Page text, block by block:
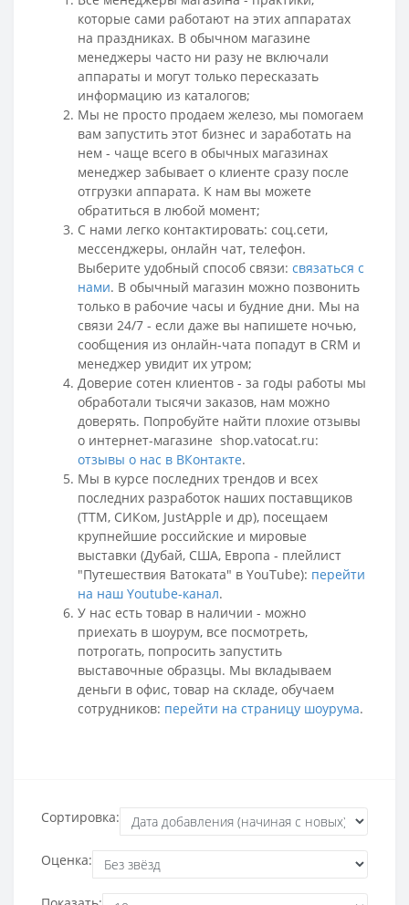
которые сами работают на этих аппаратах
на праздниках. В обычном магазине
менеджеры часто ни разу не включали
аппараты и могут только пересказать
информацию из каталогов;
Мы не просто продаем железо, мы помогаем
вам запустить этот бизнес и заработать на
нем - чаще всего в обычных магазинах
менеджер забывает о клиенте сразу после
отгрузки аппарата. К нам вы можете
обратиться в любой момент;
С нами легко контактировать: соц.сети,
мессенджеры, онлайн чат, телефон.
Выберите удобный способ связи: связаться с
нами. В обычный магазин можно позвонить
только в рабочие часы и будние дни. Мы на
связи 24/7 - если даже вы напишете ночью,
сообщения из онлайн-чата попадут в CRM и
менеджер увидит их утром;
Доверие сотен клиентов - за годы работы мы
обработали тысячи заказов, нам можно
доверять. Попробуйте найти плохие отзывы
о интернет-магазине shop.vatocat.ru:
отзывы о нас в ВКонтакте.
Мы в курсе последних трендов и всех
последних разработок наших поставщиков
(ТТМ, СИКом, JustApple и др), посещаем
крупнейшие российские и мировые
выставки (Дубай, США, Европа - плейлист
"Путешествия Ватоката" в YouTube): перейти
на наш Youtube-канал.
У нас есть товар в наличии - можно
приехать в шоурум, все посмотреть,
потрогать, попросить запустить
выставочные образцы. Мы вкладываем
деньги в офис, товар на складе, обучаем
сотрудников: перейти на страницу шоурума.
Сортировка:
Оценка: